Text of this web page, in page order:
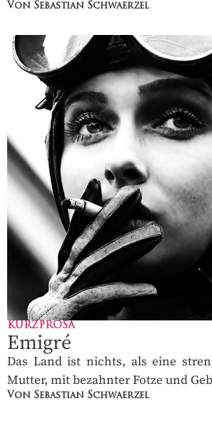
Von Sebastian Schwaerzel
KURZPROSA
Emigré
Das Land ist nichts, als eine
Mutter, mit bezahnter Fotze und
Von Sebastian Schwaerzel